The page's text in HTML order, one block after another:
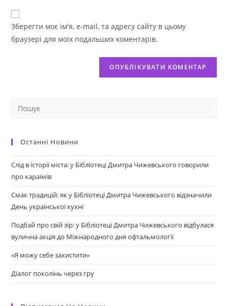
Зберегти моє ім'я, e-mail, та адресу сайту в цьому
браузері для моїх подальших коментарів.
Останні Новини
Слід в історії міста: у Бібліотеці Дмитра Чижевського говорили
про караїмів
Смак традицій: як у Бібліотеці Дмитра Чижевського відзначили
День української кухні
Подбай про свій зір: у Бібліотеці Дмитра Чижевського відбулася
вулична акція до Міжнародного дня офтальмології
«Я можу себе захистити»
Діалог поколінь через гру